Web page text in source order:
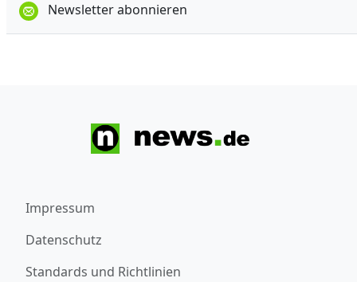
Newsletter abonnieren
Impressum
Datenschutz
Standards und Richtlinien